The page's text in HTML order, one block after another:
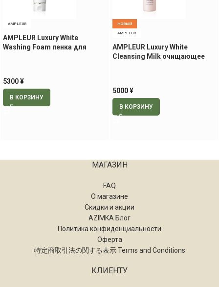
AMPLEUR
AMPLEUR Luxury White
Washing Foam пенка для
5300¥
В КОРЗИНУ
НОВЫЙ
AMPLEUR
AMPLEUR Luxury White
Cleansing Milk очищающее
5000¥
В КОРЗИНУ
МАГАЗИН
FAQ
О магазине
Скидки и акции
AZIMKA Блог
Политика конфиденциальности
Оферта
特定商取引法の関する表示 Terms and Conditions
КЛИЕНТУ